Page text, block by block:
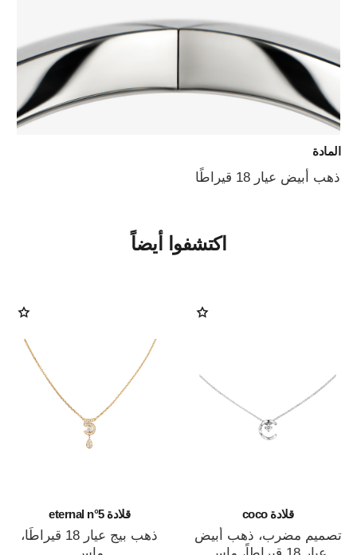
المادة
ذهب أبيض عيار 18 قيراطًا
اكتشفوا أيضاً
قلادة coco
تصميم مضرب، ذهب أبيض
قلادة eternal n°5
ذهب بيج عيار 18 قيراطًا،